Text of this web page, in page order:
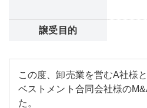
譲受目的
この度、卸売業を営むA社様
ベストメント合同会社様の
た。